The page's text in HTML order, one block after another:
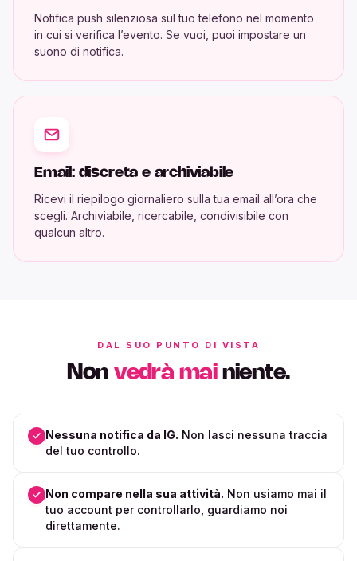
Notifica push silenziosa sul tuo telefono nel momento
in cui si verifica l’evento. Se vuoi, puoi impostare un
suono di notifica.
Email: discreta e archiviabile
Ricevi il riepilogo giornaliero sulla tua email all’ora che
scegli. Archiviabile, ricercabile, condivisibile con
qualcun altro.
DAL SUO PUNTO DI VISTA
Nonvedrà mainiente.
Nessuna notifica da IG. Non lasci nessuna traccia
del tuo controllo.
Non compare nella sua attività. Non usiamo mai il
tuo account per controllarlo, guardiamo noi
direttamente.